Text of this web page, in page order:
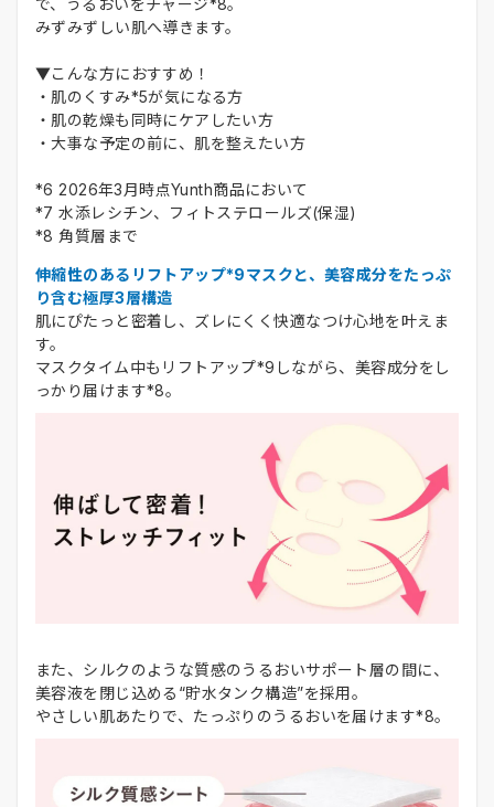
みずみずしい肌へ導きます。
▼こんな方におすすめ！
・肌のくすみ*5が気になる方
・肌の乾燥も同時にケアしたい方
・大事な予定の前に、肌を整えたい方
*6 2026年3月時点Yunth商品において
*7 水添レシチン、フィトステロールズ(保湿)
*8 角質層まで
伸縮性のあるリフトアップ*9マスクと、美容成分をたっぷ
り含む極厚3層構造
肌にぴたっと密着し、ズレにくく快適なつけ心地を叶えま
す。
マスクタイム中もリフトアップ*9しながら、美容成分をし
っかり届けます*8。
また、シルクのような質感のうるおいサポート層の間に、
美容液を閉じ込める“貯水タンク構造”を採用。
やさしい肌あたりで、たっぷりのうるおいを届けます*8。